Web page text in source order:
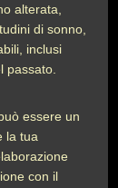
alterata,
di sonno,
inclusi
passato.
essere un
la tua
con il